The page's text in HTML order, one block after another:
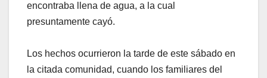
encontraba llena de agua, a la cual
presuntamente cayó.
Los hechos ocurrieron la tarde de este sábado en
la citada comunidad, cuando los familiares del